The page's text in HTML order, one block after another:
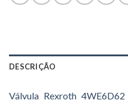
DESCRIÇÃO
Válvula Rexroth